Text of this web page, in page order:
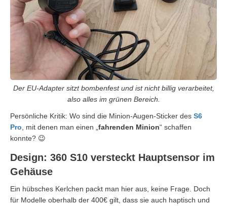
Der EU-Adapter sitzt bombenfest und ist nicht billig verarbeitet,
also alles im grünen Bereich.
Persönliche Kritik: Wo sind die Minion-Augen-Sticker des S6
Pro , mit denen man einen „ fahrenden Minion“ schaffen
konnte? 😉
Design: 360 S10 versteckt Hauptsensor im
Gehäuse
Ein hübsches Kerlchen packt man hier aus, keine Frage. Doch
für Modelle oberhalb der 400€ gilt, dass sie auch haptisch und